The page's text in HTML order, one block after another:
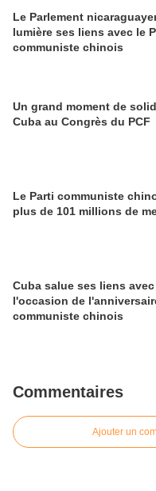
Le Parlement
lumière ses liens avec le
communiste chinois
Un grand moment de
Cuba au Congrès du PCF
Le Parti communiste
plus de 101 millions de
Cuba salue ses liens
l'occasion de
communiste chinois
Commentaires
Ajouter un